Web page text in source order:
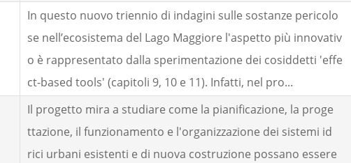
In questo nuovo triennio di indagini sulle sostanze pericolo
se nell’ecosistema del Lago Maggiore l'aspetto più innovativ
o è rappresentato dalla sperimentazione dei cosiddetti 'effe
ct-based tools' (capitoli 9, 10 e 11). Infatti, nel pro...
Il progetto mira a studiare come la pianificazione, la proge
ttazione, il funzionamento e l'organizzazione dei sistemi id
rici urbani esistenti e di nuova costruzione possano essere